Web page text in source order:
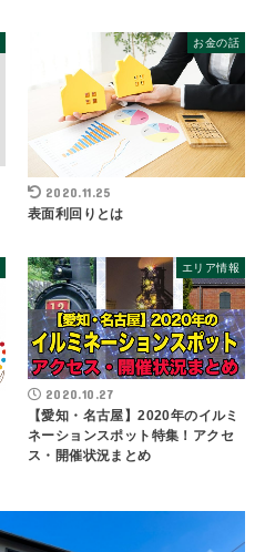
お金の話
2020.11.25
表面利回りとは
エリア情報
2020.10.27
【愛知・名古屋】2020年のイルミ
ネーションスポット特集！アクセ
ス・開催状況まとめ